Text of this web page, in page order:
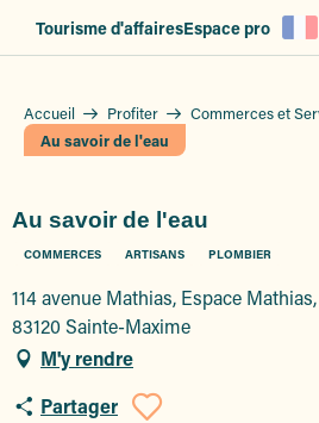
Tourisme d'affairesEspace pro
Accueil Profiter
Commerces et
Au savoir de l'eau
Au savoir de l'eau
COMMERCES ARTISANS PLOMBIER
114 avenue Mathias, Espace
83120 Sainte-Maxime
M'y rendre
Partager